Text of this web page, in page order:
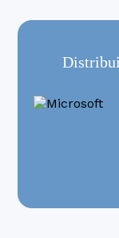
Computadores
Portatiles
Todo En Uno